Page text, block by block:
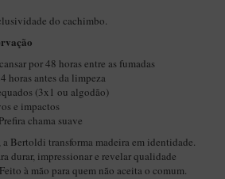
Briar Italiano
do cachimbo.
por 48 horas entre as fumadas
horas antes da limpeza
(3x1 ou algodão)
e impactos
chama suave
a Bertoldi transforma madeira em identidade.
durar, impressionar e revelar qualidade
à mão para quem não aceita o comum.